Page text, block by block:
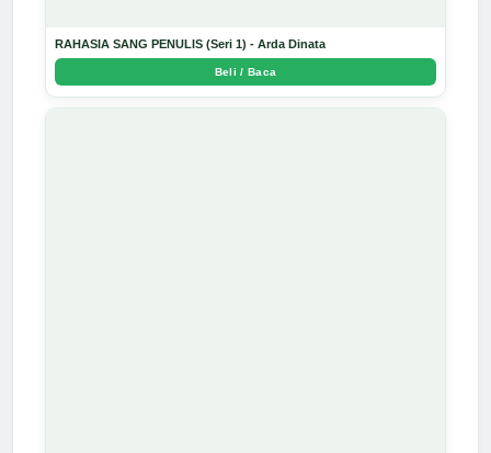
RAHASIA SANG PENULIS (Seri 1) - Arda Dinata
Beli / Baca